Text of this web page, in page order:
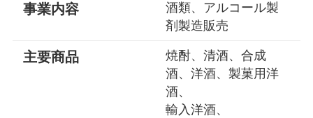
事業内容
酒類、アルコール製
剤製造販売
主要商品
焼酎、清酒、合成
酒、洋酒、製菓用洋
酒、
輸入洋酒、